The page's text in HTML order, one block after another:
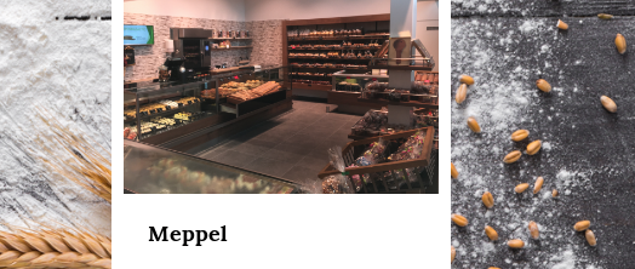
Meppel